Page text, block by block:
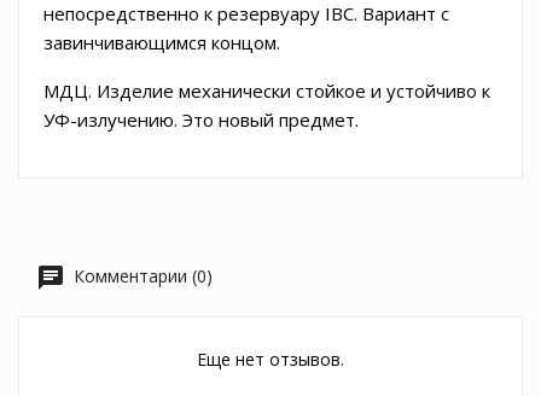
непосредственно к резервуару IBC. Вариант с
завинчивающимся концом.
МДЦ. Изделие механически стойкое и устойчиво к
УФ-излучению. Это новый предмет.
Комментарии (0)
Еще нет отзывов.